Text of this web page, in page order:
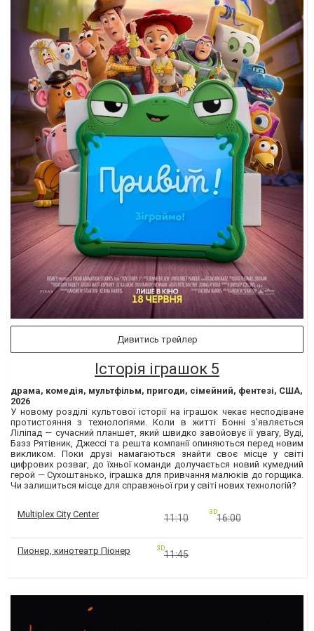
Дивитись трейлер
Історія іграшок 5
драма, комедія, мультфільм, пригоди, сімейний, фентезі, США,
2026
У новому розділі культової історії на іграшок чекає несподіване
протистояння з технологіями. Коли в житті Бонні з’являється
Ліліпад — сучасний планшет, який швидко завойовує її увагу, Вуді,
Базз Рятівник, Джессі та решта компанії опиняються перед новим
викликом. Поки друзі намагаються знайти своє місце у світі
цифрових розваг, до їхньої команди долучається новий кумедний
герой — Сухоштанько, іграшка для привчання малюків до горщика.
Чи залишиться місце для справжньої гри у світі нових технологій?
Multiplex City Center 11:10 16:00
3D
Пионер, кинотеатр Піонер 11:45
3D